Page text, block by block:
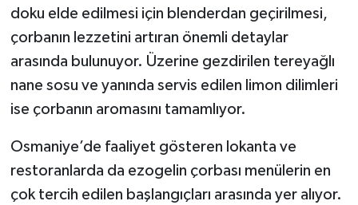
doku elde edilmesi için blenderdan geçirilmesi,
çorbanın lezzetini artıran önemli detaylar
arasında bulunuyor. Üzerine gezdirilen tereyağlı
nane sosu ve yanında servis edilen limon dilimleri
ise çorbanın aromasını tamamlıyor.
Osmaniye’de faaliyet gösteren lokanta ve
restoranlarda da ezogelin çorbası menülerin en
çok tercih edilen başlangıçları arasında yer alıyor.